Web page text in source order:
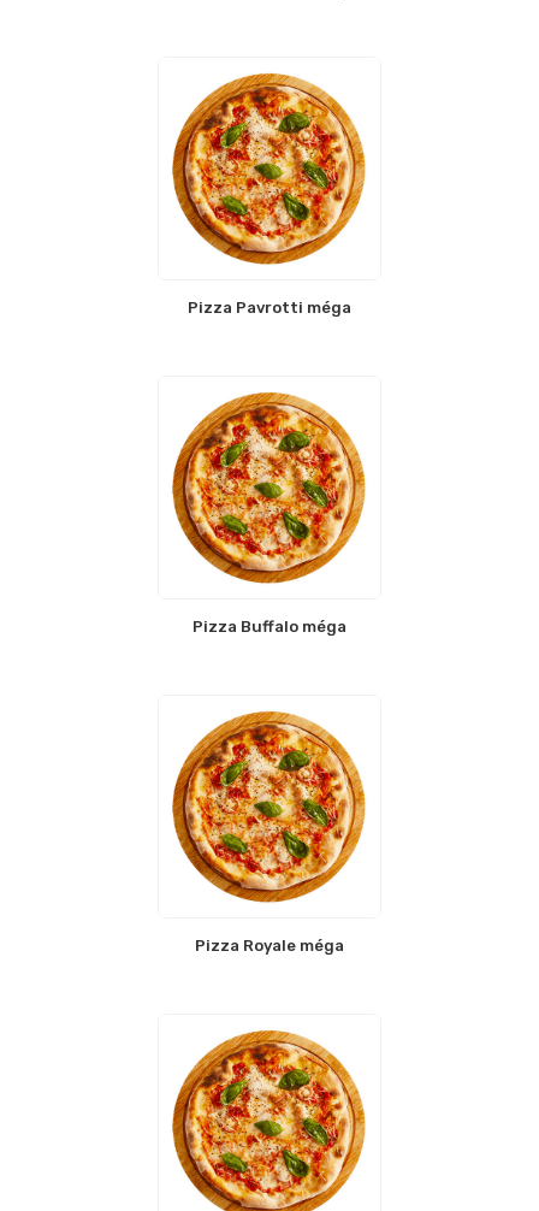
Pizza Pavrotti méga
Pizza Buffalo méga
Pizza Royale méga